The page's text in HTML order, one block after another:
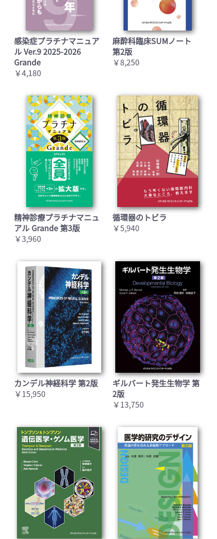
感染症プラチナマニュア
ル Ver.9 2025-2026
Grande
￥4,180
麻酔科臨床SUMノート
第2版
￥8,250
精神診療プラチナマニュ
アル Grande 第3版
￥3,960
循環器のトビラ
￥5,940
カンデル神経科学 第2版
￥15,950
ギルバート発生生物学 第
2版
￥13,750